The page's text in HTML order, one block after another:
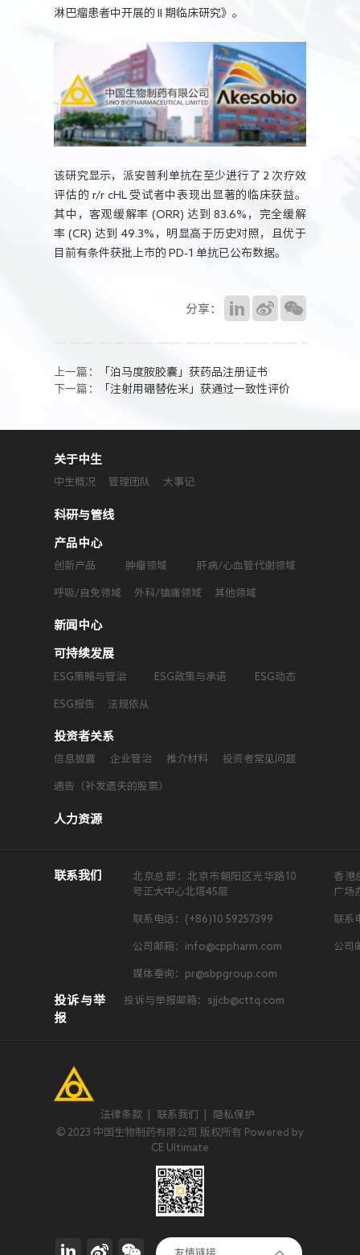
淋巴瘤患者中开展的 II 期临床研究》。
该研究显示，派安普利单抗在至少进行了 2 次疗效
评估的 r/r cHL 受试者中表现出显著的临床获益。
其中，客观缓解率 (ORR) 达到 83.6%，完全缓解
率 (CR) 达到 49.3%，明显高于历史对照，且优于
目前有条件获批上市的 PD-1 单抗已公布数据。
分享：
上一篇：
「泊马度胺胶囊」获药品注册证书
下一篇：
「注射用硼替佐米」获通过一致性评价
关于中生
中生概况 管理团队 大事记
科研与管线
产品中心
创新产品 肿瘤领域 肝病/心血管代谢领域
呼吸/自免领域 外科/镇痛领域 其他领域
新闻中心
可持续发展
ESG策略与管治 ESG政策与承诺 ESG动态
ESG报告 法规依从
投资者关系
信息披露 企业管治 推介材料 投资者常见问题
通告（补发遗失的股票）
人力资源
联系我们
北京总部：北京市朝阳区光华路10
号正大中心北塔45层
联系电话：(+86)10 59257399
公司邮箱：info@cppharm.com
媒体垂询：pr@sbpgroup.com
香港
广场
联系
公司
投诉与举
报
投诉与举报邮箱：sjjcb@cttq.com
法律条款 联系我们
隐私保护
© 2023 中国生物制药有限公司 版权所有 Powered by
CE Ultimate
正大集团